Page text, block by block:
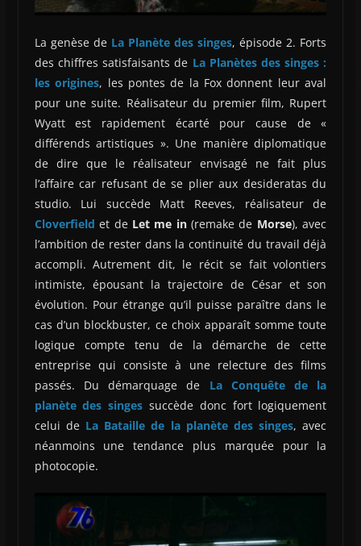
La genèse de La Planète des singes, épisode 2. Forts
des chiffres satisfaisants de La Planètes des singes :
les origines, les pontes de la Fox donnent leur aval
pour une suite. Réalisateur du premier film, Rupert
Wyatt est rapidement écarté pour cause de «
différends artistiques ». Une manière diplomatique
de dire que le réalisateur envisagé ne fait plus
l’affaire car refusant de se plier aux desideratas du
studio. Lui succède Matt Reeves, réalisateur de
Cloverfield et de Let me in(remake de Morse), avec
l’ambition de rester dans la continuité du travail déjà
accompli. Autrement dit, le récit se fait volontiers
intimiste, épousant la trajectoire de César et son
évolution. Pour étrange qu’il puisse paraître dans le
cas d’un blockbuster, ce choix apparaît somme toute
logique compte tenu de la démarche de cette
entreprise qui consiste à une relecture des films
passés. Du démarquage de La Conquête de la
planète des singes succède donc fort logiquement
celui de La Bataille de la planète des singes, avec
néanmoins une tendance plus marquée pour la
photocopie.